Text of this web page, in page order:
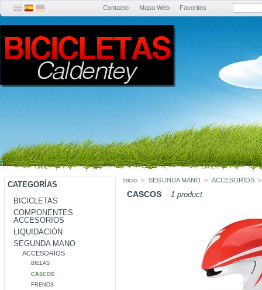
Contacto Mapa Web Favoritos
CATEGORÍAS
BICICLETAS
COMPONENTES
ACCESORIOS
LIQUIDACIÓN
SEGUNDA MANO
ACCESORIOS
BIELAS
CASCOS
FRENOS
Inicio > SEGUNDA MANO > ACCESORIOS >
CASCOS 1 product